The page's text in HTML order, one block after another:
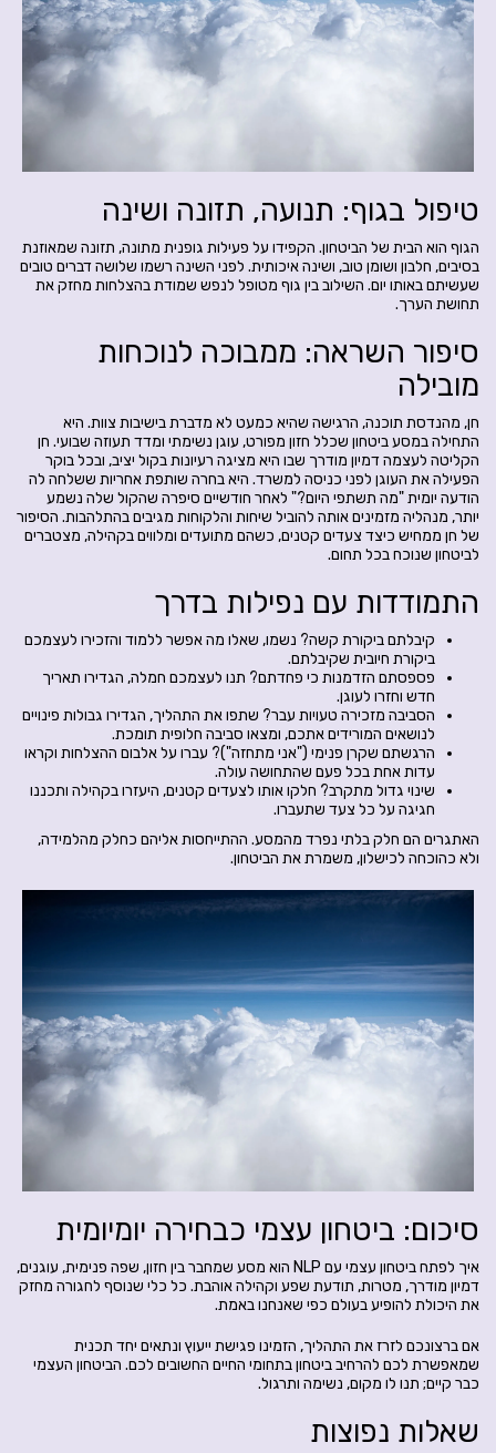
טיפול בגוף: תנועה, תזונה ושינה
הגוף הוא הבית של הביטחון. הקפידו על פעילות גופנית מתונה, תזונה שמאוזנת
בסיבים, חלבון ושומן טוב, ושינה איכותית. לפני השינה רשמו שלושה דברים טובים
שעשיתם באותו יום. השילוב בין גוף מטופל לנפש שמודת בהצלחות מחזק את
תחושת הערך.
סיפור השראה: ממבוכה לנוכחות
מובילה
חן, מהנדסת תוכנה, הרגישה שהיא כמעט לא מדברת בישיבות צוות. היא
התחילה במסע ביטחון שכלל חזון מפורט, עוגן נשימתי ומדד תעוזה שבועי. חן
הקליטה לעצמה דמיון מודרך שבו היא מציגה רעיונות בקול יציב, ובכל בוקר
הפעילה את העוגן לפני כניסה למשרד. היא בחרה שותפת אחריות ששלחה לה
הודעה יומית "מה תשתפי היום?" לאחר חודשיים סיפרה שהקול שלה נשמע
יותר, מנהליה מזמינים אותה להוביל שיחות והלקוחות מגיבים בהתלהבות. הסיפור
של חן ממחיש כיצד צעדים קטנים, כשהם מתועדים ומלווים בקהילה, מצטברים
לביטחון שנוכח בכל תחום.
התמודדות עם נפילות בדרך
קיבלתם ביקורת קשה? נשמו, שאלו מה אפשר ללמוד והזכירו לעצמכם
ביקורת חיובית שקיבלתם.
פספסתם הזדמנות כי פחדתם? תנו לעצמכם חמלה, הגדירו תאריך
חדש וחזרו לעוגן.
הסביבה מזכירה טעויות עבר? שתפו את התהליך, הגדירו גבולות פינויים
לנושאים המורידים אתכם, ומצאו סביבה חלופית תומכת.
הרגשתם שקרן פנימי ("אני מתחזה")? עברו על אלבום ההצלחות וקראו
עדות אחת בכל פעם שהתחושה עולה.
שינוי גדול מתקרב? חלקו אותו לצעדים קטנים, היעזרו בקהילה ותכננו
חגיגה על כל צעד שתעברו.
האתגרים הם חלק בלתי נפרד מהמסע. ההתייחסות אליהם כחלק מהלמידה,
ולא כהוכחה לכישלון, משמרת את הביטחון.
סיכום: ביטחון עצמי כבחירה יומיומית
איך לפתח ביטחון עצמי עם NLP הוא מסע שמחבר בין חזון, שפה פנימית, עוגנים,
דמיון מודרך, מטרות, תודעת שפע וקהילה אוהבת. כל כלי שנוסף לחגורה מחזק
את היכולת להופיע בעולם כפי שאנחנו באמת.
אם ברצונכם לזרז את התהליך, הזמינו פגישת ייעוץ ונתאים יחד תכנית
שמאפשרת לכם להרחיב ביטחון בתחומי החיים החשובים לכם. הביטחון העצמי
כבר קיים; תנו לו מקום, נשימה ותרגול.
שאלות נפוצות